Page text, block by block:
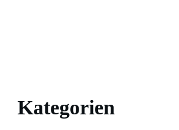
Kategorien